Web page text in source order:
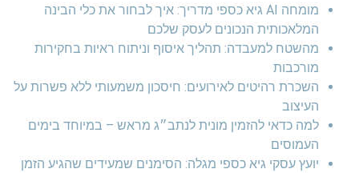
מומחה AI גיא כספי מדריך: איך לבחור את כלי הבינה
המלאכותית הנכונים לעסק שלכם
מהשטח למעבדה: תהליך איסוף וניתוח ראיות בחקירות
מורכבות
השכרת רהיטים לאירועים: חיסכון משמעותי ללא פשרות על
העיצוב
למה כדאי להזמין מונית לנתב״ג מראש – במיוחד בימים
העמוסים
יועץ עסקי גיא כספי מגלה: הסימנים שמעידים שהגיע הזמן